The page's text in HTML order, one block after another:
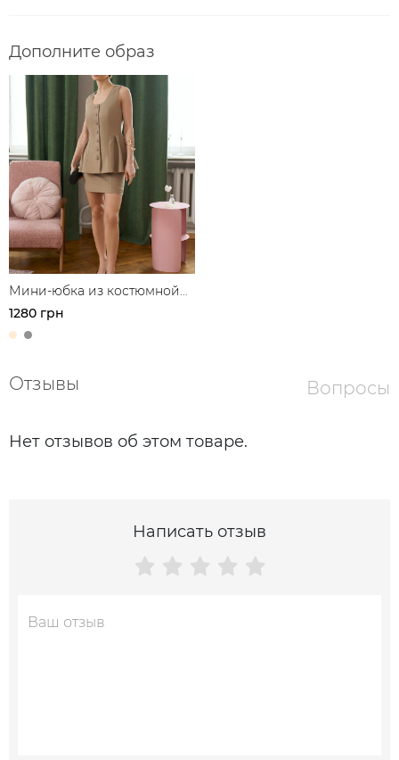
Дополните образ
Мини-юбка из костюмной
ткани
1280 грн
Отзывы Вопросы
Нет отзывов об этом товаре.
Написать отзыв